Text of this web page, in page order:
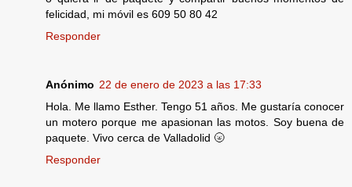
felicidad, mi móvil es 609 50 80 42
Responder
Anónimo 22 de enero de 2023 a las 17:33
Hola. Me llamo Esther. Tengo 51 años. Me gustaría conocer
un motero porque me apasionan las motos. Soy buena de
paquete. Vivo cerca de Valladolid 🌝
Responder